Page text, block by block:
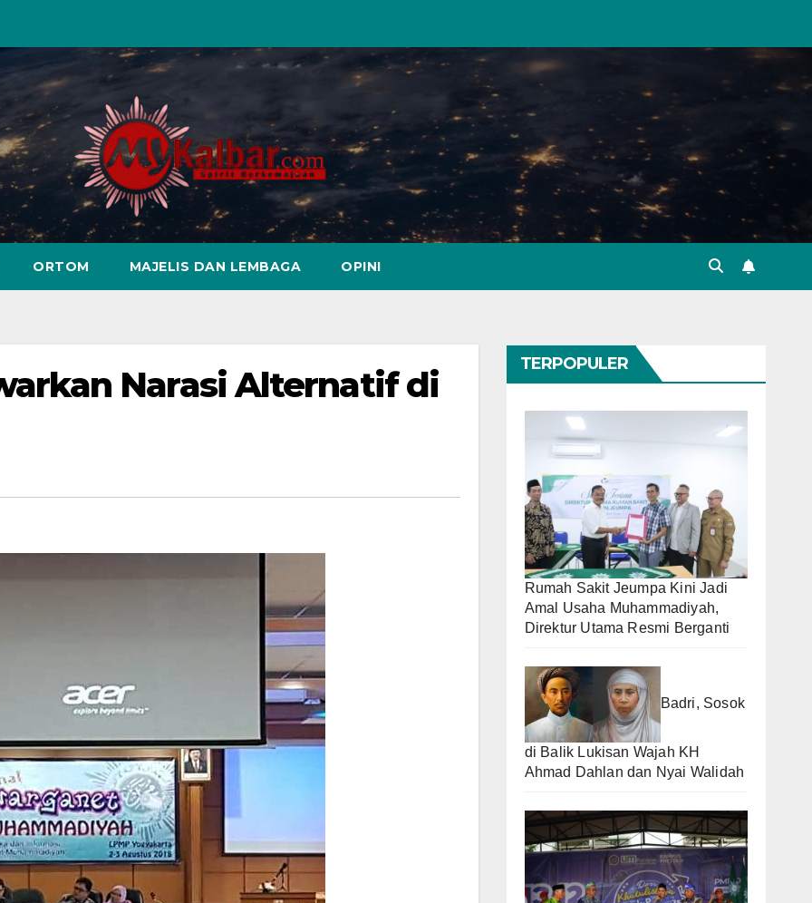
ORTOM MAJELIS DAN LEMBAGA OPINI
Narasi Alternatif di
TERPOPULER
Rumah Sakit Jeumpa Kini Jadi
Amal Usaha Muhammadiyah,
Direktur Utama Resmi Berganti
Badri, Sosok
di Balik Lukisan Wajah KH
Ahmad Dahlan dan Nyai Walidah